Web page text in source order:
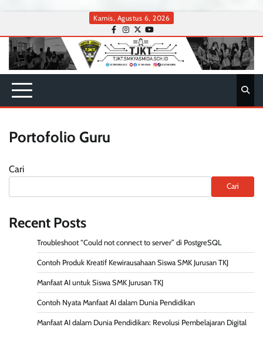
content
Kamis, Agustus 6, 2026
facebook
instagram
twitteryoutube
Portofolio Guru
Cari
Cari
Recent Posts
Troubleshoot “Could not connect to server” di PostgreSQL
Contoh Produk Kreatif Kewirausahaan Siswa SMK Jurusan TKJ
Manfaat AI untuk Siswa SMK Jurusan TKJ
Contoh Nyata Manfaat AI dalam Dunia Pendidikan
Manfaat AI dalam Dunia Pendidikan: Revolusi Pembelajaran Digital